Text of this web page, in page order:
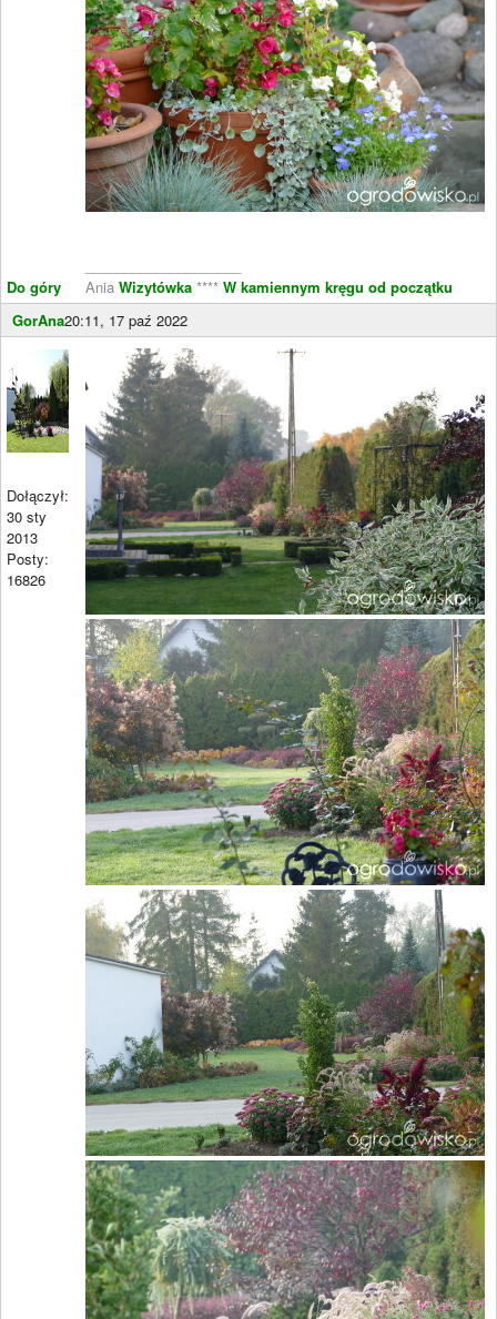
Do góry
Ania Wizytówka **** W kamiennym kręgu od początku
GorAna20:11, 17 paź 2022
Dołączył:
30 sty
2013
Posty:
16826